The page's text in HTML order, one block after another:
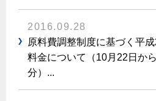
ガス工事について
ガス工事に関する約款・委託要件
新しく都市ガスをご利用したい方へ
道路・敷地内で工事をされる皆さ
プロパンガスから都市ガスへの切
都市ガス切り替えのメリット
導入事例
バスルーム
浴室暖房乾燥機・脱衣室
ミストサウナ
よくあるご質問
2016.09.28
原料費調整制度に基づく平
料金について（10月22日か
分）...